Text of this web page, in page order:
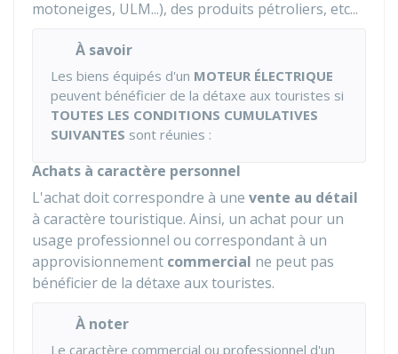
motoneiges, ULM...), des produits pétroliers, etc...
À savoir
Les biens équipés d'un MOTEUR ÉLECTRIQUE
peuvent bénéficier de la détaxe aux touristes si
TOUTES LES CONDITIONS CUMULATIVES
SUIVANTES sont réunies :
Achats à caractère personnel
L'achat doit correspondre à une vente au détail
à caractère touristique. Ainsi, un achat pour un
usage professionnel ou correspondant à un
approvisionnement commercial ne peut pas
bénéficier de la détaxe aux touristes.
À noter
Le caractère commercial ou professionnel d'un